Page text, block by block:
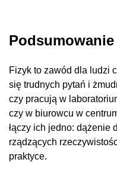
Podsumowanie
Fizyk to zawód dla ludzi
się trudnych pytań i
czy pracują w
czy w biurowcu w
łączy ich jedno: dążenie
rządzących
praktyce.